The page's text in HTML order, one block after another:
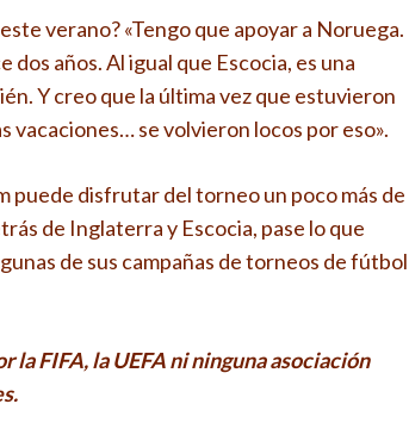
verano? «Tengo que apoyar a Noruega.
años. Al igual que Escocia, es una
Y creo que la última vez que estuvieron
vacaciones… se volvieron locos por eso».
puede disfrutar del torneo un poco más de
de Inglaterra y Escocia, pase lo que
de sus campañas de torneos de fútbol
la FIFA, la UEFA ni ninguna asociación